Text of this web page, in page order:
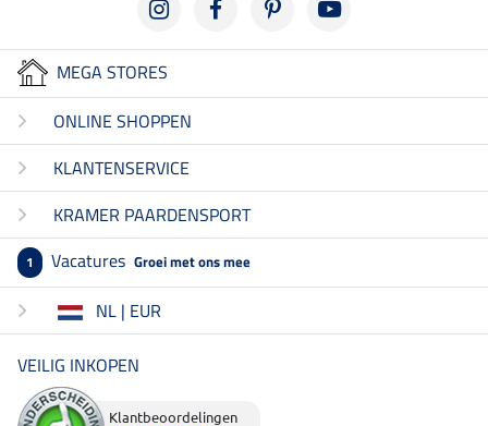
MEGA STORES
ONLINE SHOPPEN
KLANTENSERVICE
KRAMER PAARDENSPORT
1 Vacatures Groei met ons mee
NL | EUR
VEILIG INKOPEN
Klantbeoordelingen